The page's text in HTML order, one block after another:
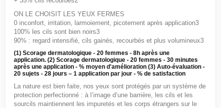
ON LE CHOISIT LES YEUX FERMES
0 inconfort, irritation, larmoiement, picotement après application3
100% les cils sont bien noirs3
90% : regard intensifié, cils gainés, recourbés et plus volumineux3
(1) Scorage dermatologique - 20 femmes - 8h après une
application. (2) Scorage dermatologique - 20 femmes - 30 minutes
après une application - % moyen d'amélioration (3) Auto-évaluation -
20 sujets - 28 jours – 1 application par jour - % de satisfaction
La nature est bien faite, nos yeux sont protégés par un système de
protection perfectionné : à l’image d’une barrière, les cils et les
sourcils maintiennent les impuretés et les corps étrangers sur le